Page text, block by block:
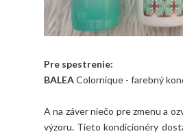
Pre spestrenie:
BALEAColornique - farebný
A na záver niečo pre zmenu a
výzoru. Tieto kondicionéry